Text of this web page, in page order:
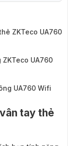
ZKTeco UA760
UA760
UA760 Wifi
tay thẻ